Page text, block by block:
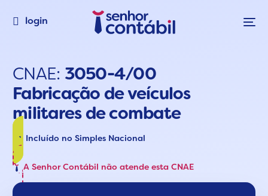
login
CNAE: 3050-4/00
Fabricação de veículos
militares de combate
Incluído no Simples Nacional
A Senhor Contábil não atende esta CNAE